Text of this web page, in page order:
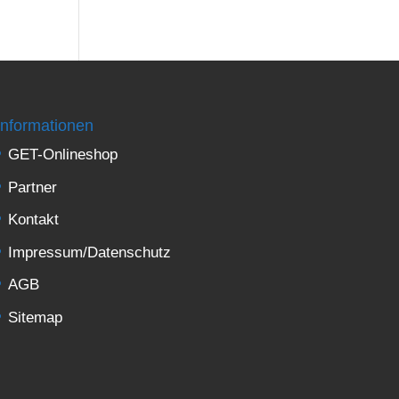
GET-Onlineshop
Partner
Kontakt
Impressum/Datenschutz
AGB
Sitemap